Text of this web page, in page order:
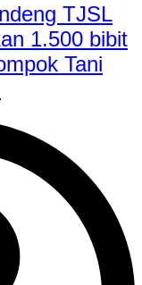
TJSL
1.500 bibit
Tani